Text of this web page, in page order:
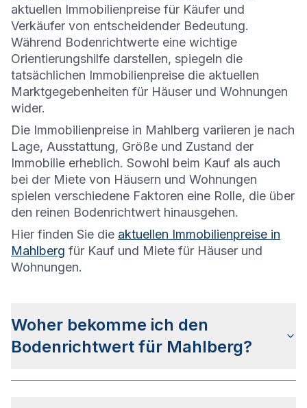
aktuellen Immobilienpreise für Käufer und
Verkäufer von entscheidender Bedeutung.
Während Bodenrichtwerte eine wichtige
Orientierungshilfe darstellen, spiegeln die
tatsächlichen Immobilienpreise die aktuellen
Marktgegebenheiten für Häuser und Wohnungen
wider.
Die Immobilienpreise in Mahlberg variieren je nach
Lage, Ausstattung, Größe und Zustand der
Immobilie erheblich. Sowohl beim Kauf als auch
bei der Miete von Häusern und Wohnungen
spielen verschiedene Faktoren eine Rolle, die über
den reinen Bodenrichtwert hinausgehen.
Hier finden Sie die aktuellen Immobilienpreise in
Mahlberg für Kauf und Miete für Häuser und
Wohnungen.
Woher bekomme ich den
Bodenrichtwert für Mahlberg?